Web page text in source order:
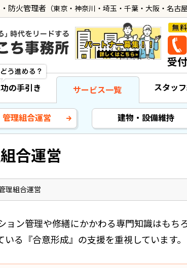
防火管理者 （東京・神奈川・埼玉・千葉・大阪・名古屋
の手引き サービス一覧 スタッ
管理組合運営 建物・設備維持
合運営
理組合運営
ョン管理や修繕にかかわる専門知識はもち
る『合意形成』の支援を重視しています。